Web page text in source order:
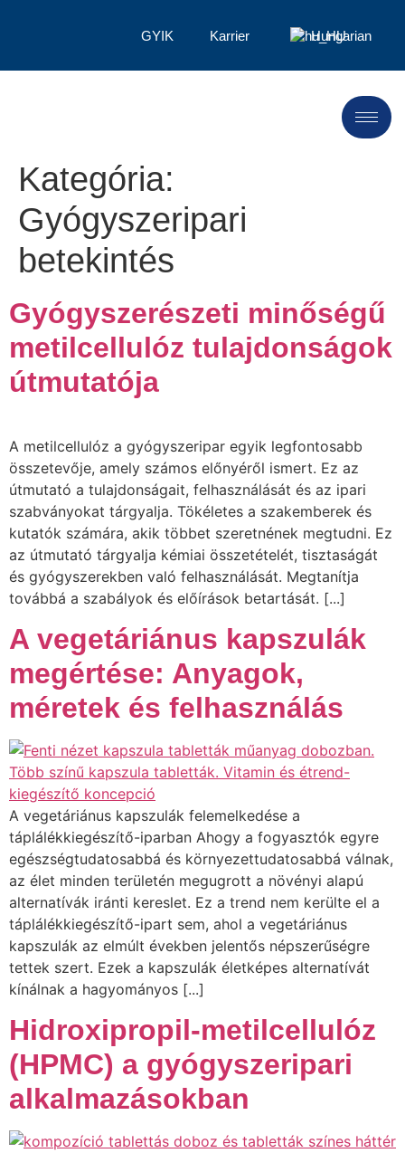
GYIK Karrier Hungarian
Kategória:
Gyógyszeripari
betekintés
Gyógyszerészeti minőségű
metilcellulóz tulajdonságok
útmutatója
A metilcellulóz a gyógyszeripar egyik legfontosabb
összetevője, amely számos előnyéről ismert. Ez az
útmutató a tulajdonságait, felhasználását és az ipari
szabványokat tárgyalja. Tökéletes a szakemberek és
kutatók számára, akik többet szeretnének megtudni. Ez
az útmutató tárgyalja kémiai összetételét, tisztaságát
és gyógyszerekben való felhasználását. Megtanítja
továbbá a szabályok és előírások betartását. [...]
A vegetáriánus kapszulák
megértése: Anyagok,
méretek és felhasználás
A vegetáriánus kapszulák felemelkedése a
táplálékkiegészítő-iparban Ahogy a fogyasztók egyre
egészségtudatosabbá és környezettudatosabbá válnak,
az élet minden területén megugrott a növényi alapú
alternatívák iránti kereslet. Ez a trend nem kerülte el a
táplálékkiegészítő-ipart sem, ahol a vegetáriánus
kapszulák az elmúlt években jelentős népszerűségre
tettek szert. Ezek a kapszulák életképes alternatívát
kínálnak a hagyományos [...]
Hidroxipropil-metilcellulóz
(HPMC) a gyógyszeripari
alkalmazásokban